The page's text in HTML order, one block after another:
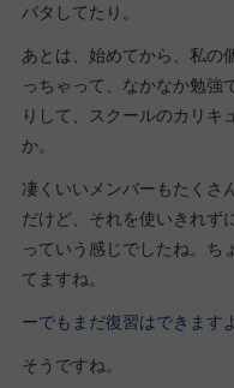
バタしてたり。
あとは、始めてから、私の
っちゃって、なかなか勉強
りして、スクールのカリキ
か。
凄くいいメンバーもたくさ
だけど、それを使いきれず
っていう感じでしたね。ち
てますね。
ーでもまだ復習はできます
そうですね。